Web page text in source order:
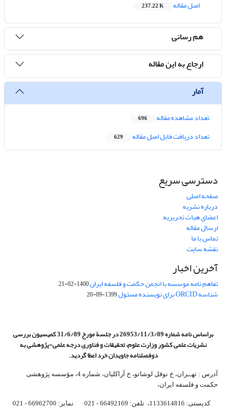
اصل مقاله
237.22 K
هم رسانی
ارجاع به این مقاله
آمار
تعداد مشاهده مقاله 696
تعداد دریافت فایل اصل مقاله 629
دسترسی سریع
صفحه اصلی
درباره نشریه
اعضای هیات تحریریه
ارسال مقاله
تماس با ما
نقشه سایت
آخرین اخبار
تفاهم نامه موسسه با انجمن حکمت و فلسفه ایران1400-02-21
شناسه ORCID برای نویسنده مسئول 1399-09-20
براساس نامه شماره 26953/11/3/89 در جلسة مورخ 31/6/89 کمیسیون
بررسی
نشریات علمی کشور وزارت علوم، تحقیقات و فناوری درجه علمی‌-پژوهشیبه
دوفصلنامه جاویدان خرد اعطا گردید.
آدرس : تهــران، خ نوفل لوشاتو، خ آراکلیان، شماره 4،‌ مؤسسه پژوهشی
حکمت و فلسفه ایران،‌
کدپستی: 1133614816، تلفن: 66492169 - 021 نمابر: 66962700 - 021